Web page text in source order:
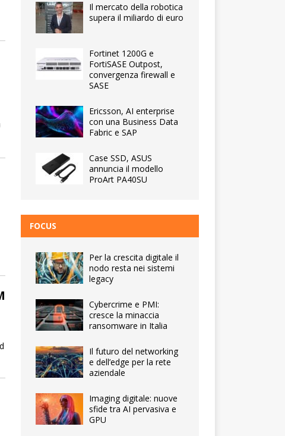
Il mercato della robotica
supera il miliardo di euro
Fortinet 1200G e
FortiSASE Outpost,
convergenza firewall e
SASE
Ericsson, AI enterprise
con una Business Data
Fabric e SAP
Case SSD, ASUS
annuncia il modello
ProArt PA40SU
FOCUS
Per la crescita digitale il
nodo resta nei sistemi
legacy
Cybercrime e PMI:
cresce la minaccia
ransomware in Italia
Il futuro del networking
e dell’edge per la rete
aziendale
Imaging digitale: nuove
sfide tra AI pervasiva e
GPU